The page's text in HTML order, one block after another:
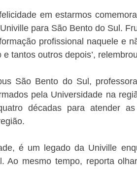
em estarmos
para São Bento do Sul.
profissional naquele e
tantos outros depois’,
São Bento do Sul,
pela Universidade na
décadas para atender as
é um legado da Univille
Ao mesmo tempo, reporta